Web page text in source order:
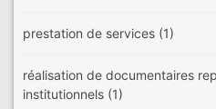
prestation de services (1)
réalisation de documentaires
institutionnels (1)